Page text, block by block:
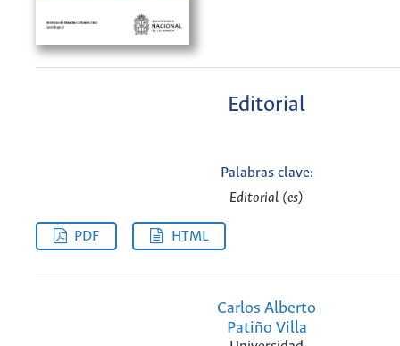
Editorial
Palabras clave:
Editorial (es)
PDF HTML
Carlos Alberto
Patiño Villa